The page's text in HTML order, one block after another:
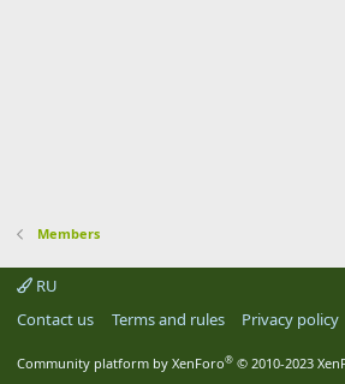
Members
RU
Contact us
Terms and rules Privacy policy
Community platform by XenForo® © 2010-2023